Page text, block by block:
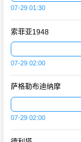
07-29 01:30
索菲亚1948
07-29 02:00
萨格勒布迪纳摩
07-29 02:00